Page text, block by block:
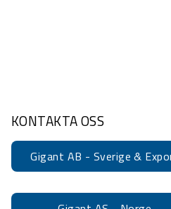
KONTAKTA OSS
Gigant AB - Sverige &